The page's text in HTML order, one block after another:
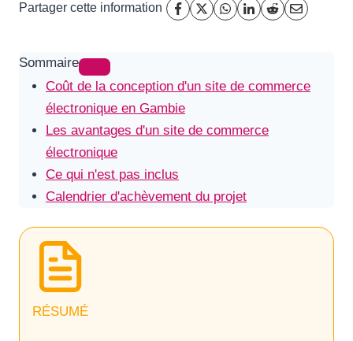
Partager cette information
Sommaire
Coût de la conception d'un site de commerce
électronique en Gambie
Les avantages d'un site de commerce
électronique
Ce qui n'est pas inclus
Calendrier d'achèvement du projet
RÉSUMÉ